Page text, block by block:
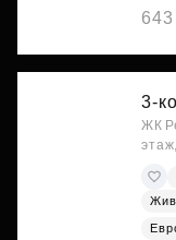
643
3-
ЖК